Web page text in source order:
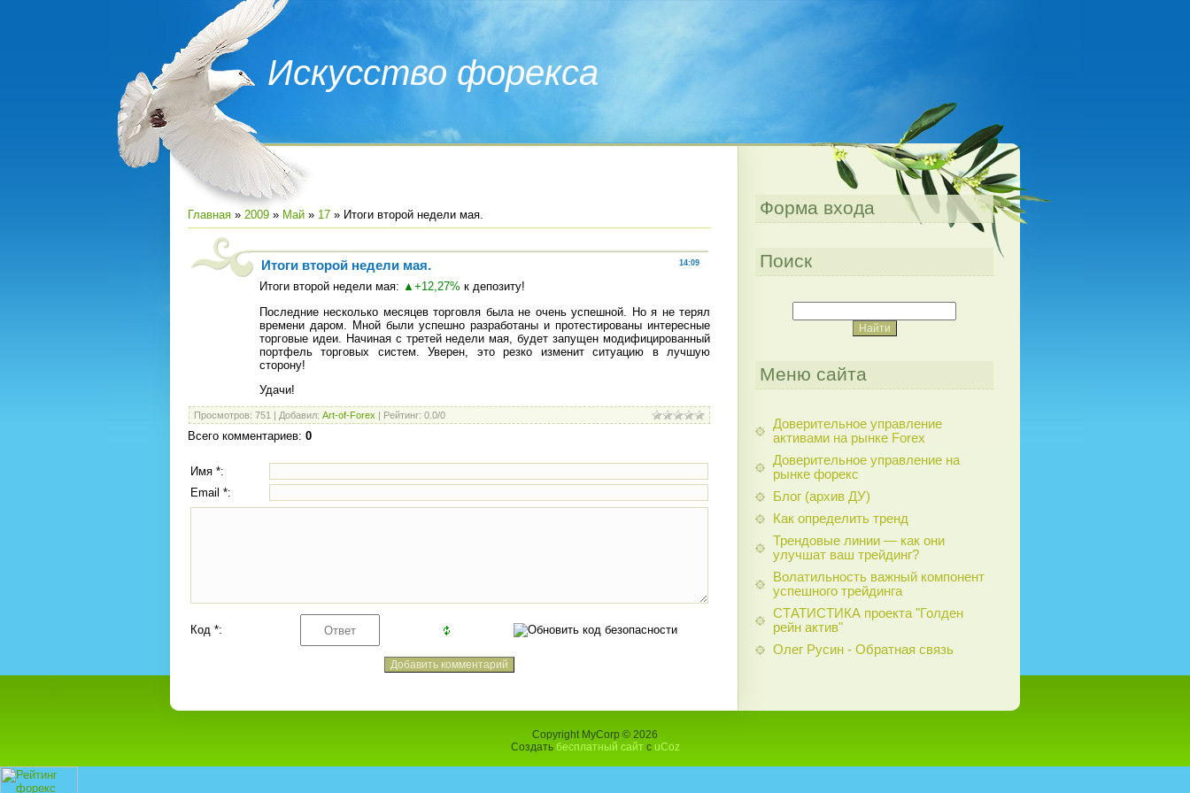
Искусство форекса
Главная » 2009 » Май » 17 » Итоги второй недели мая.
14:09
Итоги второй недели мая.
Итоги второй недели мая: ▲+12,27% к депозиту!
Последние несколько месяцев торговля была не очень успешной. Но я не терял
времени даром. Мной были успешно разработаны и протестированы интересные
торговые идеи. Начиная с третей недели мая, будет запущен модифицированный
портфель торговых систем. Уверен, это резко изменит ситуацию в лучшую
сторону!
Удачи!
Просмотров: 751 | Добавил: Art-of-Forex Рейтинг: 0.0/0
Всего комментариев: 0
Имя *:
Email *:
Код *:
Форма входа
Поиск
Меню сайта
Доверительное управление
активами на рынке Forex
Доверительное управление на
рынке форекс
Блог (архив ДУ)
Как определить тренд
Трендовые линии — как они
улучшат ваш трейдинг?
Волатильность важный компонент
успешного трейдинга
СТАТИСТИКА проекта "Голден
рейн актив"
Олег Русин - Обратная связь
Copyright MyCorp © 2026
Создать бесплатный сайт с uCoz